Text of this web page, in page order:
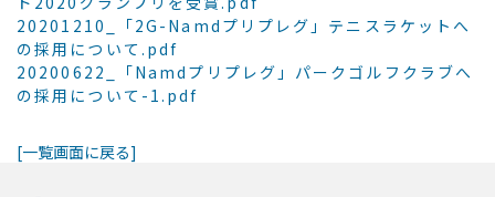
20201210_「2G-Namdプリプレグ」テニスラケットへ
の採用について.pdf
20200622_「Namdプリプレグ」パークゴルフクラブへ
の採用について-1.pdf
[一覧画面に戻る]